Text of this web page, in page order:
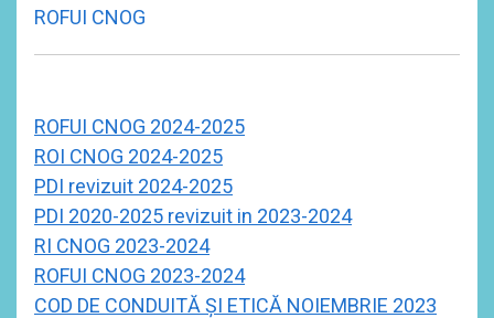
ROFUI CNOG
ROFUI CNOG 2024-2025
ROI CNOG 2024-2025
PDI revizuit 2024-2025
PDI 2020-2025 revizuit in 2023-2024
RI CNOG 2023-2024
ROFUI CNOG 2023-2024
COD DE CONDUITĂ ȘI ETICĂ NOIEMBRIE 2023